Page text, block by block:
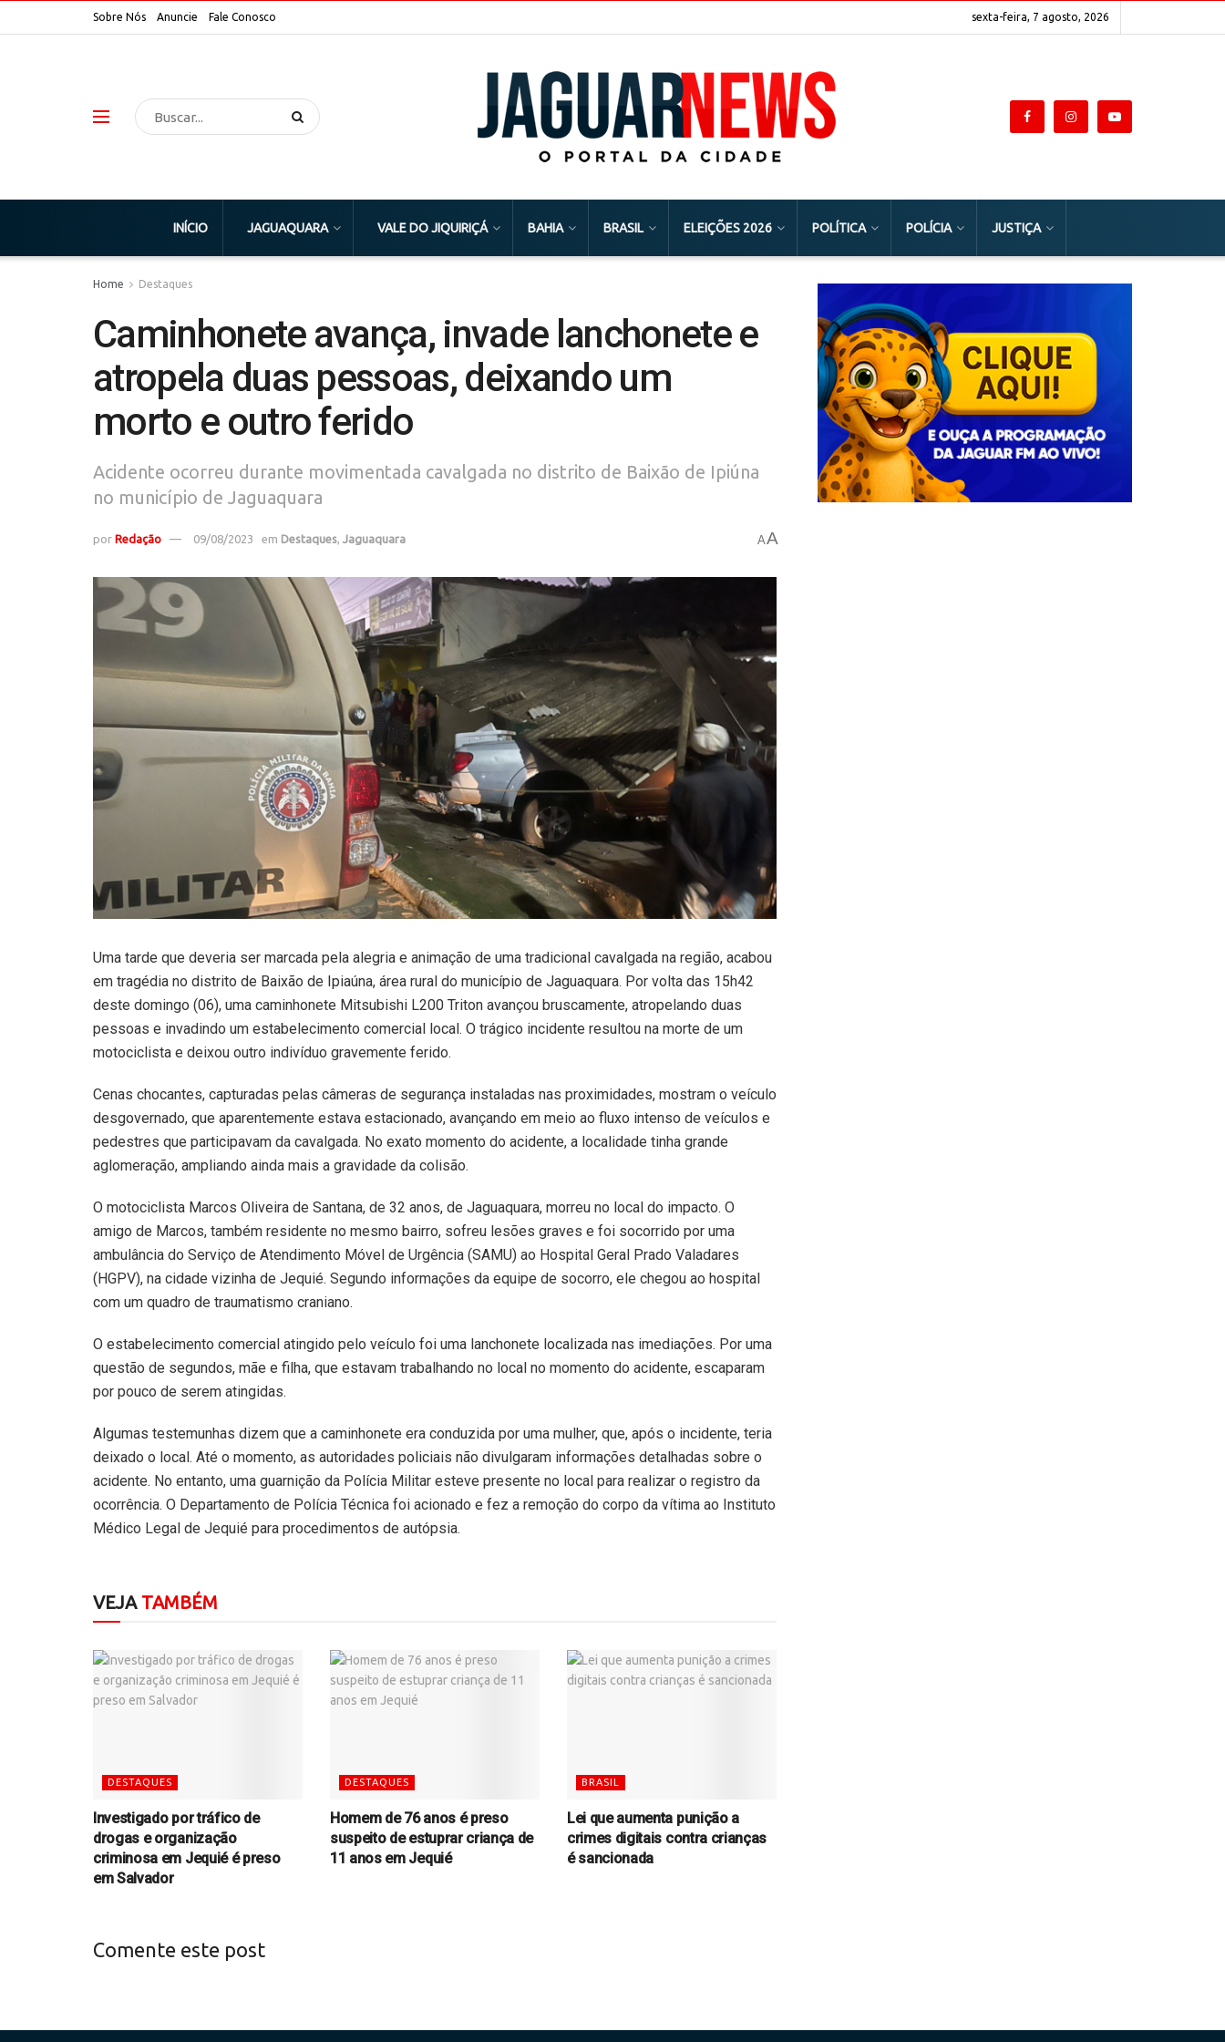
Sobre Nós Anuncie Fale Conosco sexta-feira, 7 agosto, 2026
INÍCIO JAGUAQUARA VALE DO JIQUIRIÇÁ BAHIA BRASIL ELEIÇÕES 2026 POLÍTICA POLÍCIA JUSTIÇA
Home Destaques
Caminhonete avança, invade lanchonete e
atropela duas pessoas, deixando um
morto e outro ferido
Acidente ocorreu durante movimentada cavalgada no distrito de Baixão de Ipiúna
no município de Jaguaquara
por Redação 09/08/2023 em Destaques, Jaguaquara AA
Uma tarde que deveria ser marcada pela alegria e animação de uma tradicional cavalgada na região, acabou
em tragédia no distrito de Baixão de Ipiaúna, área rural do município de Jaguaquara. Por volta das 15h42
deste domingo (06), uma caminhonete Mitsubishi L200 Triton avançou bruscamente, atropelando duas
pessoas e invadindo um estabelecimento comercial local. O trágico incidente resultou na morte de um
motociclista e deixou outro indivíduo gravemente ferido.
Cenas chocantes, capturadas pelas câmeras de segurança instaladas nas proximidades, mostram o veículo
desgovernado, que aparentemente estava estacionado, avançando em meio ao fluxo intenso de veículos e
pedestres que participavam da cavalgada. No exato momento do acidente, a localidade tinha grande
aglomeração, ampliando ainda mais a gravidade da colisão.
O motociclista Marcos Oliveira de Santana, de 32 anos, de Jaguaquara, morreu no local do impacto. O
amigo de Marcos, também residente no mesmo bairro, sofreu lesões graves e foi socorrido por uma
ambulância do Serviço de Atendimento Móvel de Urgência (SAMU) ao Hospital Geral Prado Valadares
(HGPV), na cidade vizinha de Jequié. Segundo informações da equipe de socorro, ele chegou ao hospital
com um quadro de traumatismo craniano.
O estabelecimento comercial atingido pelo veículo foi uma lanchonete localizada nas imediações. Por uma
questão de segundos, mãe e filha, que estavam trabalhando no local no momento do acidente, escaparam
por pouco de serem atingidas.
Algumas testemunhas dizem que a caminhonete era conduzida por uma mulher, que, após o incidente, teria
deixado o local. Até o momento, as autoridades policiais não divulgaram informações detalhadas sobre o
acidente. No entanto, uma guarnição da Polícia Militar esteve presente no local para realizar o registro da
ocorrência. O Departamento de Polícia Técnica foi acionado e fez a remoção do corpo da vítima ao Instituto
Médico Legal de Jequié para procedimentos de autópsia.
VEJATAMBÉM
DESTAQUES
Investigado por tráfico de
drogas e organização
criminosa em Jequié é preso
em Salvador
DESTAQUES
Homem de 76 anos é preso
suspeito de estuprar criança de
11 anos em Jequié
BRASIL
Lei que aumenta punição a
crimes digitais contra crianças
é sancionada
Comente este post